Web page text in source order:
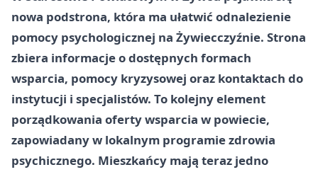
nowa podstrona, która ma ułatwić odnalezienie
pomocy psychologicznej na Żywiecczyźnie. Strona
zbiera informacje o dostępnych formach
wsparcia, pomocy kryzysowej oraz kontaktach do
instytucji i specjalistów. To kolejny element
porządkowania oferty wsparcia w powiecie,
zapowiadany w lokalnym programie zdrowia
psychicznego. Mieszkańcy mają teraz jedno